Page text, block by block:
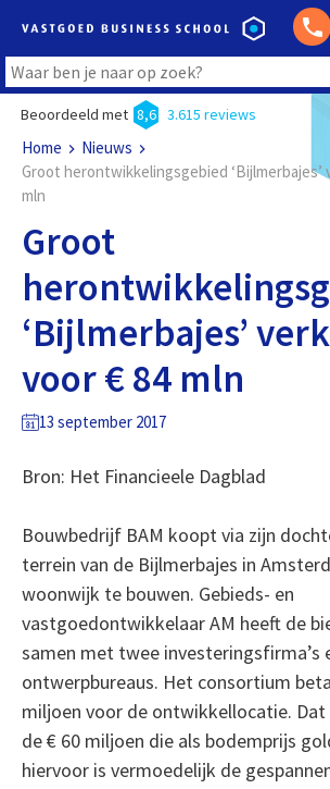
Beoordeeld met 8,6 3.615 reviews
Home
Nieuws
Groot herontwikkelingsgebied ‘Bijlmerbajes’
mln
Groot
‘Bijlmerbajes’
voor € 84 mln
13 september 2017
Bron: Het Financieele Dagblad
Bouwbedrijf BAM koopt via zijn
terrein van de Bijlmerbajes in
woonwijk te bouwen. Gebieds- en
vastgoedontwikkelaar AM heeft de
samen met twee investeringsfirma’s
ontwerpbureaus. Het consortium
miljoen voor de ontwikkellocatie. Dat
de € 60 miljoen die als bodemprijs
hiervoor is vermoedelijk de